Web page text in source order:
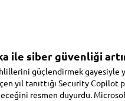
ile siber güvenliği
güçlendirmek gayesiyle
yıl tanıttığı Security Copilot
resmen duyurdu.